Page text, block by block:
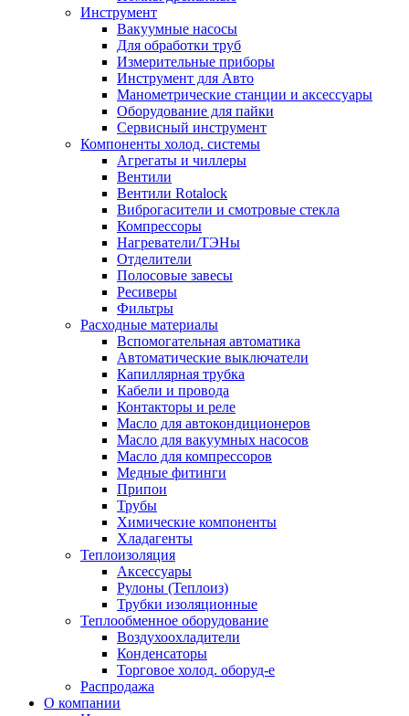
Инструмент
Вакуумные насосы
Для обработки труб
Измерительные приборы
Инструмент для Авто
Манометрические станции и аксессуары
Оборудование для пайки
Сервисный инструмент
Компоненты холод. системы
Агрегаты и чиллеры
Вентили
Вентили Rotalock
Виброгасители и смотровые стекла
Компрессоры
Нагреватели/ТЭНы
Отделители
Полосовые завесы
Ресиверы
Фильтры
Расходные материалы
Вспомогательная автоматика
Автоматические выключатели
Капиллярная трубка
Кабели и провода
Контакторы и реле
Масло для автокондиционеров
Масло для вакуумных насосов
Масло для компрессоров
Медные фитинги
Припои
Трубы
Химические компоненты
Хладагенты
Теплоизоляция
Аксессуары
Рулоны (Теплоиз)
Трубки изоляционные
Теплообменное оборудование
Воздухоохладители
Конденсаторы
Торговое холод. оборуд-е
Распродажа
О компании